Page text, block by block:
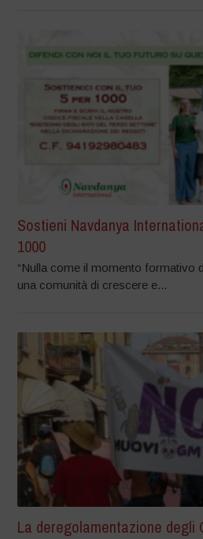
Sostieni Navdanya
1000
“Nulla come il momento formativo
una comunità di crescere e...
La deregolamentazione degli